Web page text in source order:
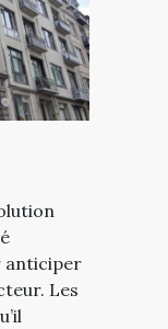
anticiper
Les